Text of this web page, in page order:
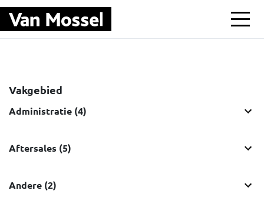
Ga naar hoofdinhoud
Vakgebied
Administratie (4)
Aftersales (5)
Andere (2)